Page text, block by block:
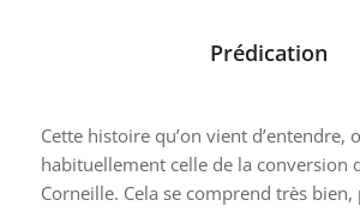
Prédication
Cette histoire qu’on vient d’entendre,
habituellement celle de la conversion
Corneille. Cela se comprend très bien,